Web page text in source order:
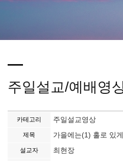
주일설교/예배영
카테고리 주일설교영상
제목 가을에는(1) 홀로 있
설교자 최현장